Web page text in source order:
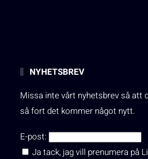
NYHETSBREV
Missa inte vårt nyhetsbrev så att
så fort det kommer något nytt.
E-post:
Ja tack, jag vill prenumera på